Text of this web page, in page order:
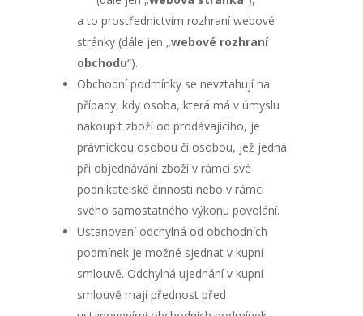
a to prostřednictvím rozhraní webové
stránky (dále jen „webové rozhraní
obchodu“).
Obchodní podmínky se nevztahují na
případy, kdy osoba, která má v úmyslu
nakoupit zboží od prodávajícího, je
právnickou osobou či osobou, jež jedná
při objednávání zboží v rámci své
podnikatelské činnosti nebo v rámci
svého samostatného výkonu povolání.
Ustanovení odchylná od obchodních
podmínek je možné sjednat v kupní
smlouvě. Odchylná ujednání v kupní
smlouvě mají přednost před